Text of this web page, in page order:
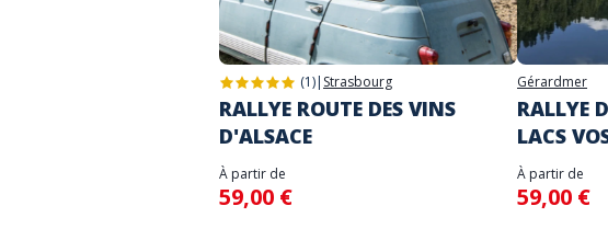
(1)| Strasbourg
RALLYE ROUTE DES VINS
D'ALSACE
À partir de
59,00 €
Gérardmer
RALLYE
LACS
À partir de
59,00 €